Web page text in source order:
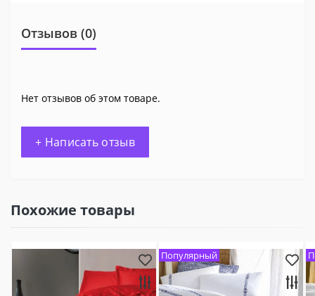
Отзывов (0)
Нет отзывов об этом товаре.
+ Написать отзыв
Похожие товары
Популярный